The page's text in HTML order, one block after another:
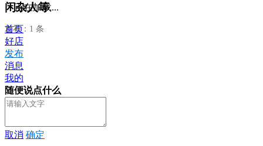
闲杂人等
发布：1 条
正在加载...
首页
好店
发布
消息
我的
随便说点什么
取消 确定